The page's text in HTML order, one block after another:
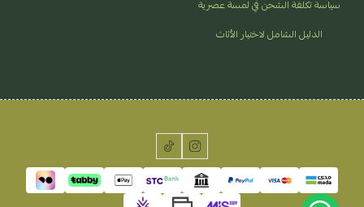
سياسة تكلفة الشحن في لمسة عصرية
الدليل الشامل لاختيار الأثاث